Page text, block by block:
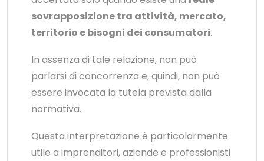
sovrapposizione tra attività, mercato,
territorio e bisogni dei consumatori.
In assenza di tale relazione, non può
parlarsi di concorrenza e, quindi, non può
essere invocata la tutela prevista dalla
normativa.
Questa interpretazione è particolarmente
utile a imprenditori, aziende e professionisti